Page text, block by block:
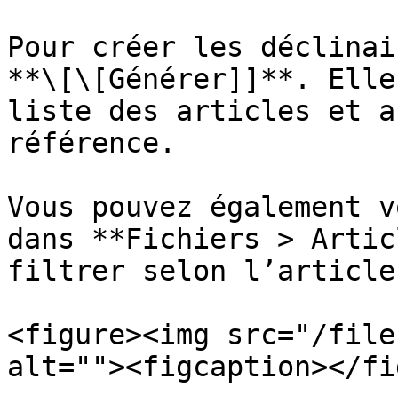
Pour créer les
**\[\[Générer]]**.
liste des articles et
référence.
Vous pouvez
dans **Fichiers >
filtrer selon l’article
<figure><img src="/files/
alt=""><figcaption></